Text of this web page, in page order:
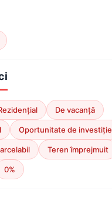
De vacanță
Oportunitate de investiție
Teren împrejmuit
0%